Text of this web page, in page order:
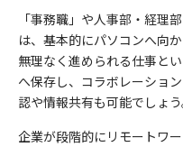
「事務職」や人事部・経理
は、基本的にパソコンへ向
無理なく進められる仕事と
へ保存し、コラボレーショ
認や情報共有も可能でしょう
企業が段階的にリモートワ